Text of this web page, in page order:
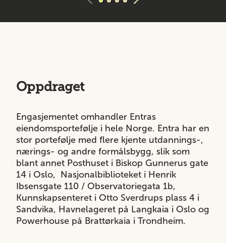
Oppdraget
Engasjementet omhandler Entras
eiendomsportefølje i hele Norge. Entra har en
stor portefølje med flere kjente utdannings-,
nærings- og andre formålsbygg, slik som
blant annet Posthuset i Biskop Gunnerus gate
14 i Oslo, Nasjonalbiblioteket i Henrik
Ibsensgate 110 / Observatoriegata 1b,
Kunnskapsenteret i Otto Sverdrups plass 4 i
Sandvika, Havnelageret på Langkaia i Oslo og
Powerhouse på Brattørkaia i Trondheim.